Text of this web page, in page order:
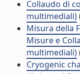
Collaudo di
multimediali)
Misura della
Misure e
multimediali)
Cryogenic